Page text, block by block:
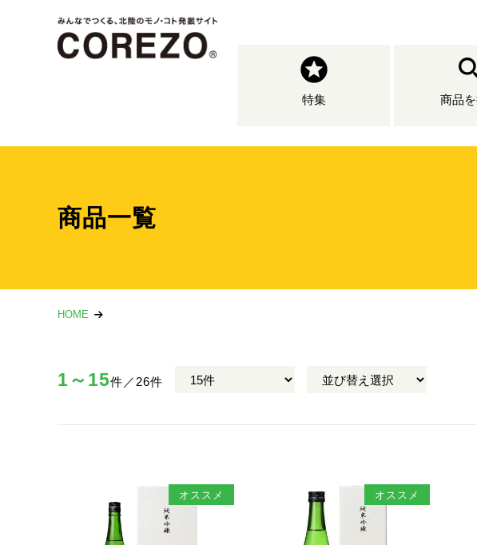
特集 商品
商品一覧
HOME
1～15件／26件
オススメ オススメ